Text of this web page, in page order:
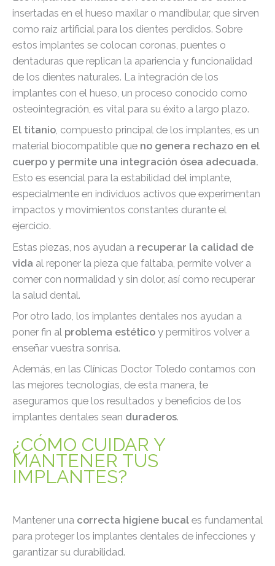
insertadas en el hueso maxilar o mandibular, que sirven
como raíz artificial para los dientes perdidos. Sobre
estos implantes se colocan coronas, puentes o
dentaduras que replican la apariencia y funcionalidad
de los dientes naturales. La integración de los
implantes con el hueso, un proceso conocido como
osteointegración, es vital para su éxito a largo plazo.
El titanio, compuesto principal de los implantes, es un
material biocompatible que no genera rechazo en el
cuerpo y permite una integración ósea adecuada.
Esto es esencial para la estabilidad del implante,
especialmente en individuos activos que experimentan
impactos y movimientos constantes durante el
ejercicio.
Estas piezas, nos ayudan a recuperar la calidad de
vida al reponer la pieza que faltaba, permite volver a
comer con normalidad y sin dolor, así como recuperar
la salud dental.
Por otro lado, los implantes dentales nos ayudan a
poner fin al problema estético y permitiros volver a
enseñar vuestra sonrisa.
Además, en las Clínicas Doctor Toledo contamos con
las mejores tecnologías, de esta manera, te
aseguramos que los resultados y beneficios de los
implantes dentales sean duraderos.
¿CÓMO CUIDAR Y
MANTENER TUS
IMPLANTES?
Mantener una correcta higiene bucal es fundamental
para proteger los implantes dentales de infecciones y
garantizar su durabilidad.